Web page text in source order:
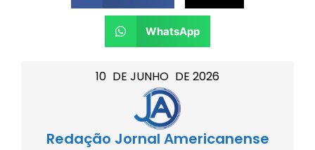
10 DE JUNHO DE 2026
Redação Jornal Americanense
WhatsApp